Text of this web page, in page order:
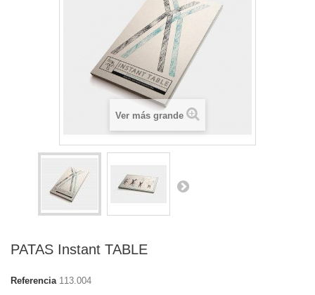
Ver más grande
PATAS Instant TABLE
Referencia 113.004